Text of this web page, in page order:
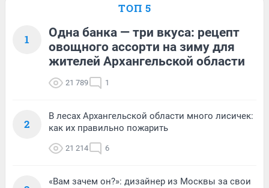
ТОП 5
1
Одна банка — три вкуса: рецепт
овощного ассорти на зиму для
жителей Архангельской области
21 789 1
2
В лесах Архангельской области много лисичек:
как их правильно пожарить
21 214 6
«Вам зачем он?»: дизайнер из Москвы за свои